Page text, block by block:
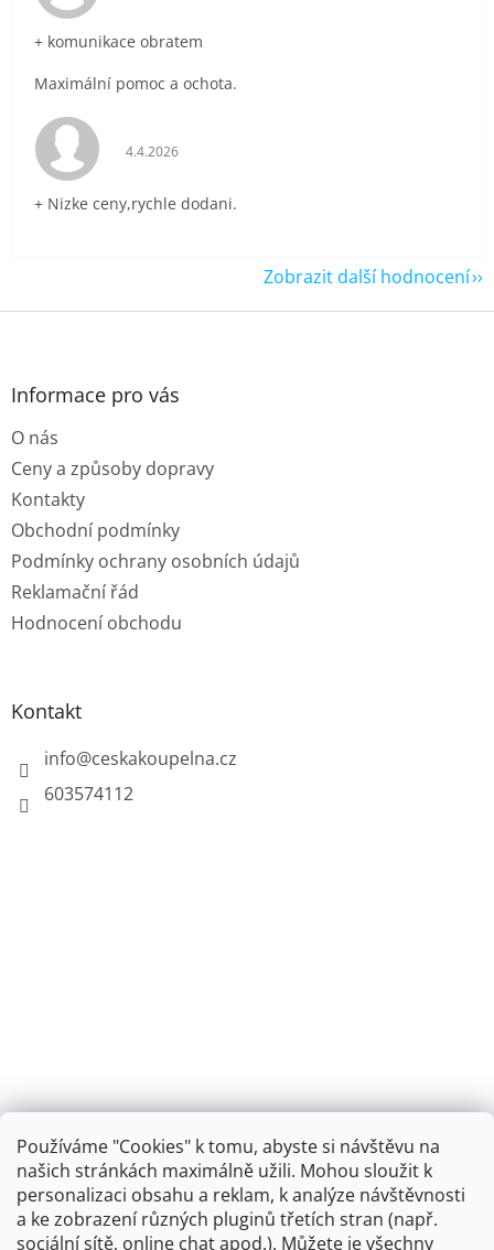
Používáme "Cookies" k tomu, abyste si návštěvu na
našich stránkách maximálně užili. Mohou sloužit k
personalizaci obsahu a reklam, k analýze návštěvnosti
a ke zobrazení různých pluginů třetích stran (např.
sociální sítě, online chat apod.). Můžete je všechny
+ komunikace obratem
Maximální pomoc a ochota.
Hodnocení obchodu je 5 z 5 hvězdiček.
4.4.2026
+ Nizke ceny,rychle dodani.
Zobrazit další hodnocení
Z
Informace pro vás
O nás
Ceny a způsoby dopravy
Kontakty
Obchodní podmínky
Podmínky ochrany osobních údajů
Reklamační řád
Hodnocení obchodu
Kontakt
info@ceskakoupelna.cz
603574112
Retro koupelna